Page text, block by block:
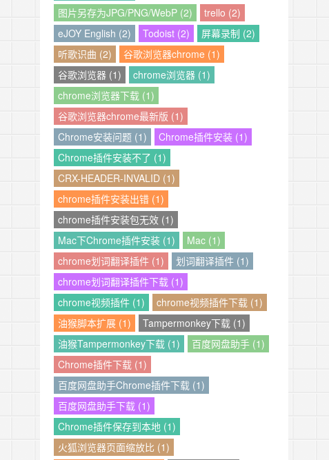
图片另存为JPG/PNG/WebP (2)
trello (2)
eJOY English (2)
Todoist (2)
屏幕录制 (2)
听歌识曲 (2)
谷歌浏览器chrome (1)
谷歌浏览器 (1)
chrome浏览器 (1)
chrome浏览器下载 (1)
谷歌浏览器chrome最新版 (1)
Chrome安装问题 (1)
Chrome插件安装 (1)
Chrome插件安装不了 (1)
CRX-HEADER-INVALID (1)
chrome插件安装出错 (1)
chrome插件安装包无效 (1)
Mac下Chrome插件安装 (1)
Mac (1)
chrome划词翻译插件 (1)
划词翻译插件 (1)
chrome划词翻译插件下载 (1)
chrome视频插件 (1)
chrome视频插件下载 (1)
油猴脚本扩展 (1)
Tampermonkey下载 (1)
油猴Tampermonkey下载 (1)
百度网盘助手 (1)
Chrome插件下载 (1)
百度网盘助手Chrome插件下载 (1)
百度网盘助手下载 (1)
Chrome插件保存到本地 (1)
火狐浏览器页面缩放比 (1)